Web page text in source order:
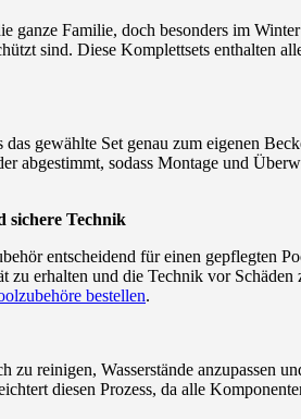
ganze Familie, doch besonders im
sind. Diese Komplettsets enthalten
gewählte Set genau zum eigenen
abgestimmt, sodass Montage und
sichere Technik
entscheidend für einen gepflegten
zu erhalten und die Technik vor
bestellen.
zu reinigen, Wasserstände anzupassen
diesen Prozess, da alle